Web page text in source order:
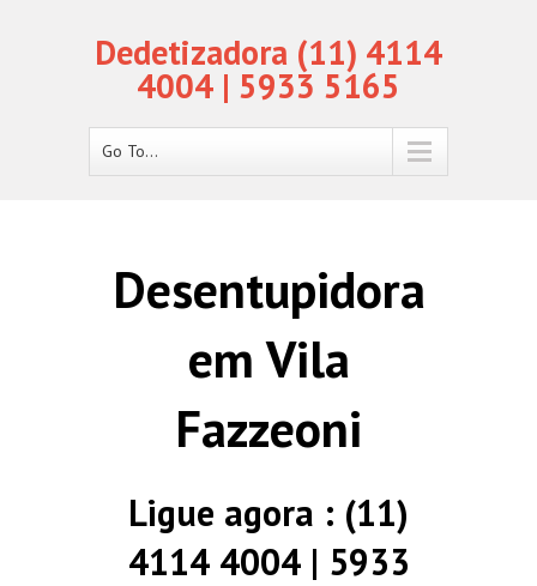
Dedetizadora (11) 4114
4004 | 5933 5165
Go To...
Desentupidora
em Vila
Fazzeoni
Ligue agora : (11)
4114 4004 | 5933